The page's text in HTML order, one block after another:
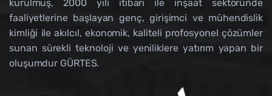
kurulmuş, 2000 yılı itibarı ile inşaat sektöründe
faaliyetlerine başlayan genç, girişimci ve mühendislik
kimliği ile akılcıl, ekonomik, kaliteli profosyonel çözümler
sunan sürekli teknoloji ve yeniliklere yatırım yapan bir
oluşumdur GÜRTES.